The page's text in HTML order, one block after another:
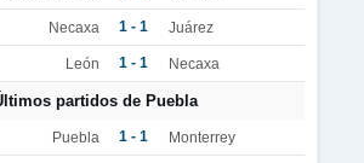
Necaxa 1 - 1 Juárez
León 1 - 1 Necaxa
partidos de Puebla
Puebla 1 - 1 Monterrey